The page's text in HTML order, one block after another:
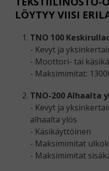
LÖYTYY VIISI
TNO 100
- Kevyt ja
- Moottori- tai
- Maksimimitat:
TNO-200 Alhaalta
- Kevyt ja
alhaalta ylös
- Käsikäyttöinen
- Maksimimitat
- Maksimimitat